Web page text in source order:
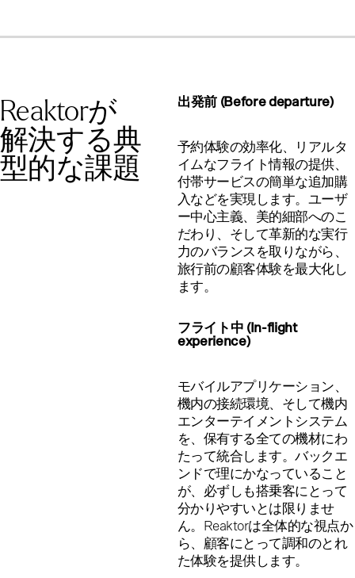
Reaktorが
解決する典
型的な課題
出発前 (Before departure)
予約体験の効率化、リアルタ
イムなフライト情報の提供、
付帯サービスの簡単な追加購
入などを実現します。ユーザ
ー中心主義、美的細部へのこ
だわり、そして革新的な実行
力のバランスを取りながら、
旅行前の顧客体験を最大化し
ます。
フライト中 (In-flight
experience)
モバイルアプリケーション、
機内の接続環境、そして機内
エンターテイメントシステム
を、保有する全ての機材にわ
たって統合します。バックエ
ンドで理にかなっていること
が、必ずしも搭乗客にとって
分かりやすいとは限りませ
ん。Reaktorは全体的な視点か
ら、顧客にとって調和のとれ
た体験を提供します。